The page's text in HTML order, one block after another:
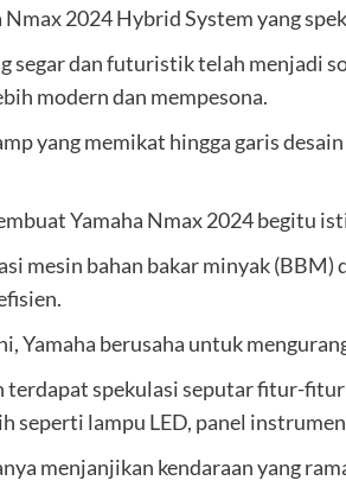
Nmax 2024 Hybrid System yang
segar dan futuristik telah menjadi
modern dan mempesona.
yang memikat hingga garis
Yamaha Nmax 2024 begitu
mesin bahan bakar minyak
Yamaha berusaha untuk
terdapat spekulasi seputar fitur-
seperti lampu LED, panel
menjanjikan kendaraan yang